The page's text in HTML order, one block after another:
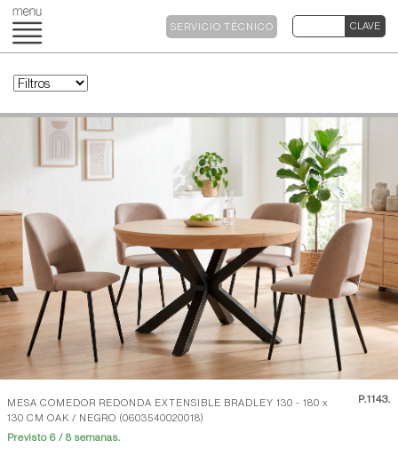
SERVICIO TÉCNICO
MESA COMEDOR REDONDA EXTENSIBLE BRADLEY 130 - 180 x
130 CM OAK / NEGRO (0603540020018)
P.1143.
Previsto 6 / 8 semanas.